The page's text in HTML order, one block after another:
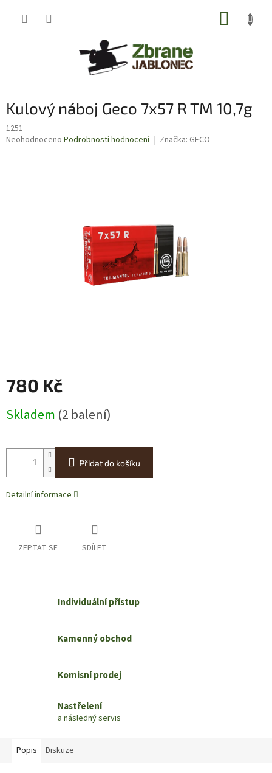
Kulový náboj Geco 7x57 R TM 10,7g
1251
Průměrné
Neohodnoceno Podrobnosti hodnocení Značka: GECO
780 Kč
cena:
Skladem (2 balení)
Přidat do košíku
Detailní informace
ZEPTAT SE SDÍLET
Individuální přístup
Kamenný obchod
Komisní prodej
Nastřelení
a následný servis
Popis Diskuze